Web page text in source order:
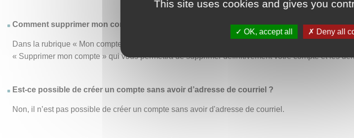
This site uses cookies and gives you
OK, accept all Deny all
Comment supprimer mon compte ?
Dans la rubrique « Mon compte », le menu « Mon compte » vous permet de modifier toutes vos
« Supprimer mon compte » qui vous permettra de supprimer définitivement votre compte et les
Est-ce possible de créer un compte sans avoir d’adresse de courriel ?
Non, il n’est pas possible de créer un compte sans avoir d'adresse de courriel.